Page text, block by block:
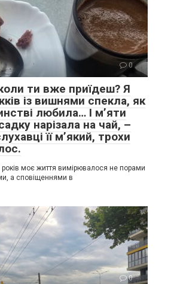
0
ти вже приїдеш? Я
із вишнями спекла, як
любила… І м’яти
нарізала на чай, –
її м’який, трохи
років моє життя вимірювалося не порами
а сповіщеннями в
0